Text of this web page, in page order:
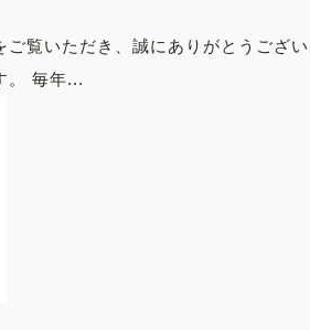
覧いただき、誠にありがとうござ
。 毎年...